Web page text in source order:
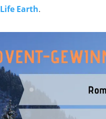
Life Earth.